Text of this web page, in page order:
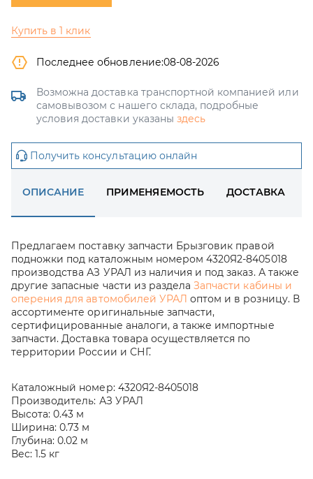
Купить в 1 клик
Последнее обновление:08-08-2026
Возможна доставка транспортной компанией или
самовывозом с нашего склада, подробные
условия доставки указаны здесь
Получить консультацию онлайн
ОПИСАНИЕ ПРИМЕНЯЕМОСТЬ ДОСТАВКА
Предлагаем поставку запчасти Брызговик правой
подножки под каталожным номером 4320Я2-8405018
производства АЗ УРАЛ из наличия и под заказ. А также
другие запасные части из разделаЗапчасти кабины и
оперения для автомобилей УРАЛ оптом и в розницу. В
ассортименте оригинальные запчасти,
сертифицированные аналоги, а также импортные
запчасти. Доставка товара осуществляется по
территории России и СНГ.
Каталожный номер: 4320Я2-8405018
Производитель: АЗ УРАЛ
Высота: 0.43 м
Ширина: 0.73 м
Глубина: 0.02 м
Вес: 1.5 кг